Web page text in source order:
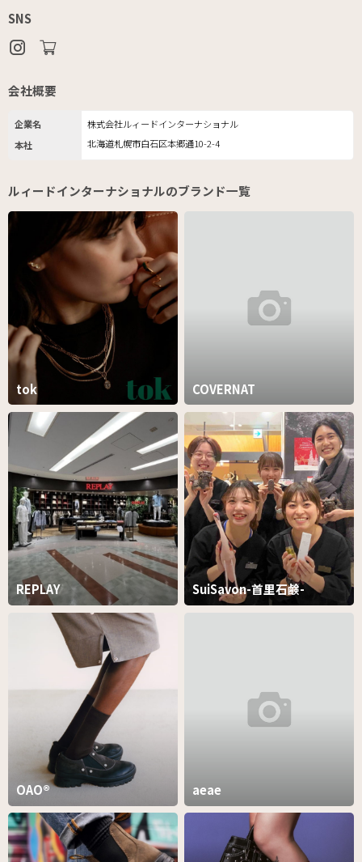
SNS
会社概要
企業名
株式会社ルィードインターナショナル
本社
北海道札幌市白石区本郷通10-2-4
ルィードインターナショナルのブランド一覧
tok COVERNAT
REPLAY SuiSavon-首里石鹸-
OAO®︎ aeae